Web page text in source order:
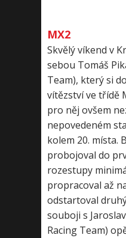
MX2
Skvělý víkend v
sebou Tomáš
Team), který si
vítězství ve třídě
pro něj ovšem
nepovedeném
kolem 20. místa.
probojoval do
rozestupy
propracoval až
odstartoval
souboji s
Racing Team)